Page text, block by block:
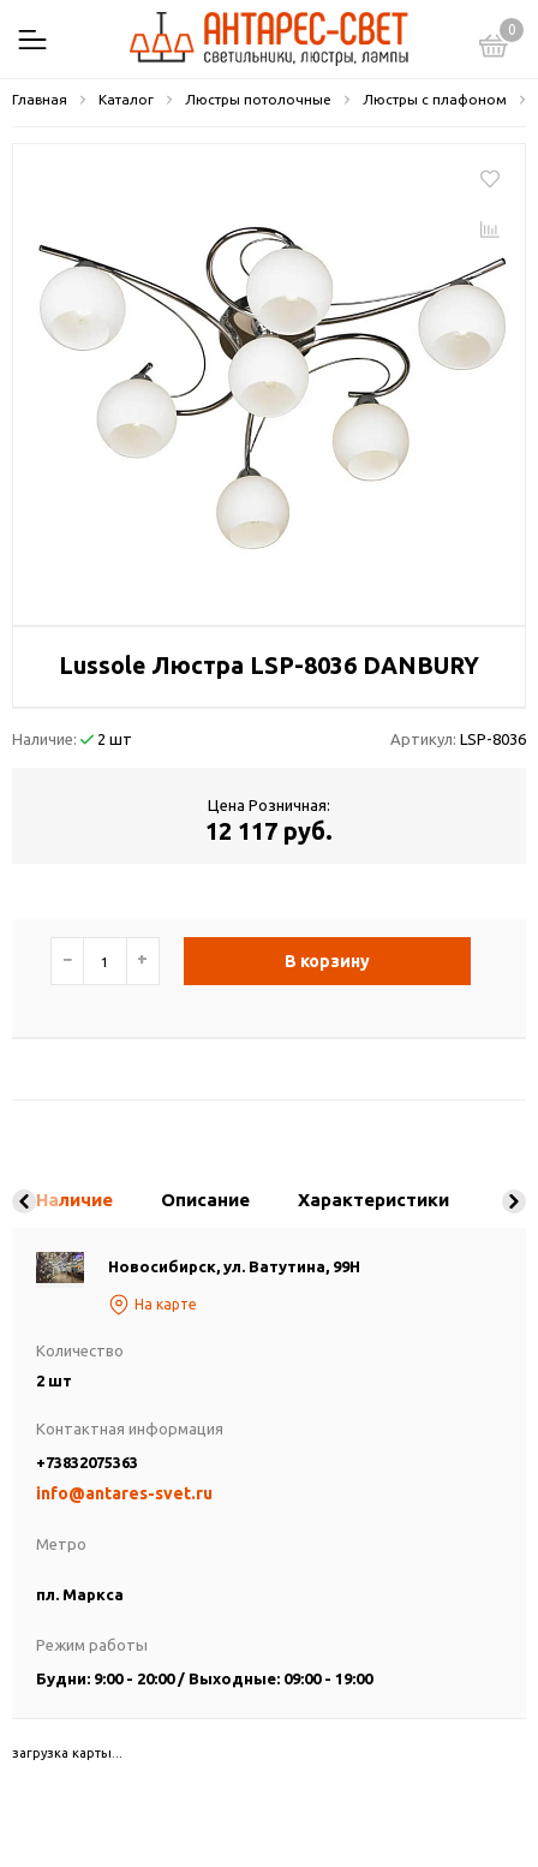
0
Главная Каталог Люстры потолочные Люстры с плафоном
Lussole Люстра LSP-8036 DANBURY
Наличие: 2 шт Артикул: LSP-8036
Цена Розничная:
12 117 руб.
− + В корзину
Наличие Описание Характеристики
Новосибирск, ул. Ватутина, 99Н
На карте
Количество
2 шт
Метро
пл. Маркса
Контактная информация
+73832075363
info@antares-svet.ru
Режим работы
Будни: 9:00 - 20:00 / Выходные: 09:00 - 19:00
загрузка карты...